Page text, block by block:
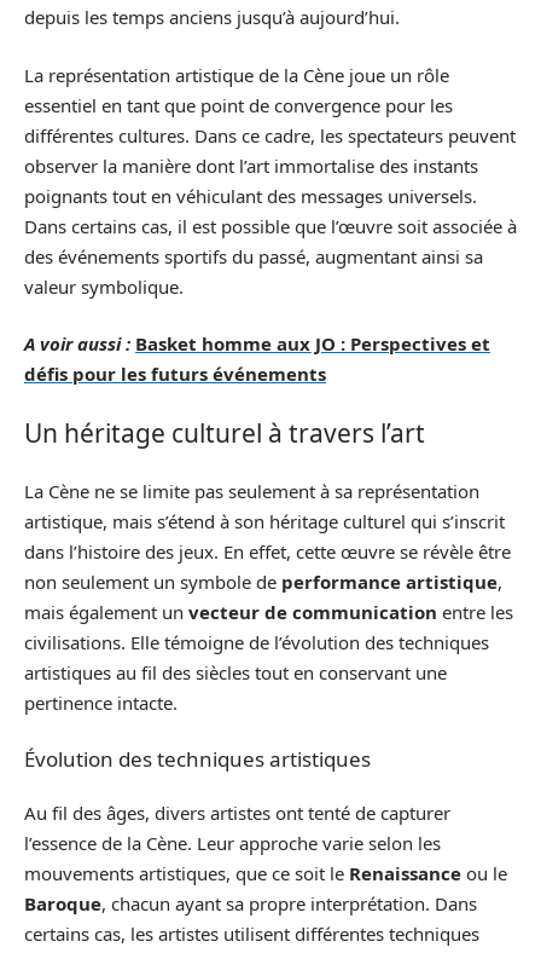
depuis les temps anciens jusqu’à aujourd’hui.
La représentation artistique de la Cène joue un rôle
essentiel en tant que point de convergence pour les
différentes cultures. Dans ce cadre, les spectateurs peuvent
observer la manière dont l’art immortalise des instants
poignants tout en véhiculant des messages universels.
Dans certains cas, il est possible que l’œuvre soit associée à
des événements sportifs du passé, augmentant ainsi sa
valeur symbolique.
A voir aussi : Basket homme aux JO : Perspectives et
défis pour les futurs événements
Un héritage culturel à travers l’art
La Cène ne se limite pas seulement à sa représentation
artistique, mais s’étend à son héritage culturel qui s’inscrit
dans l’histoire des jeux. En effet, cette œuvre se révèle être
non seulement un symbole de performance artistique,
mais également un vecteur de communication entre les
civilisations. Elle témoigne de l’évolution des techniques
artistiques au fil des siècles tout en conservant une
pertinence intacte.
Évolution des techniques artistiques
Au fil des âges, divers artistes ont tenté de capturer
l’essence de la Cène. Leur approche varie selon les
mouvements artistiques, que ce soit le Renaissance ou le
Baroque, chacun ayant sa propre interprétation. Dans
certains cas, les artistes utilisent différentes techniques